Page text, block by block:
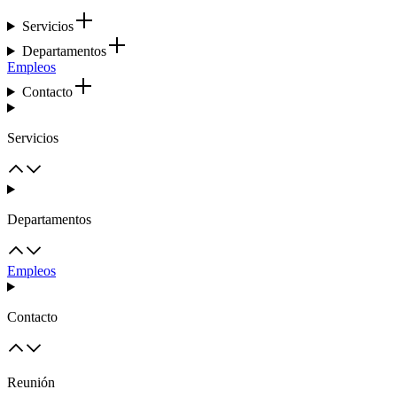
Servicios
Departamentos
Empleos
Contacto
Servicios
Departamentos
Empleos
Contacto
Reunión